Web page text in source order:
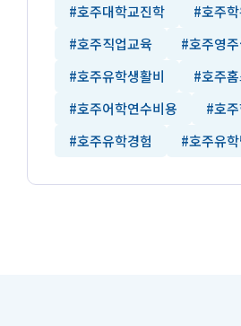
#호주대학교진학
#호주학
#호주직업교육
#호주영
#호주유학생활비
#호주
#호주어학연수비용
#호
#호주유학경험
#호주유학